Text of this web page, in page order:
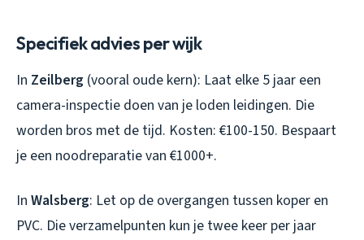
Specifiek advies per wijk
In Zeilberg (vooral oude kern): Laat elke 5 jaar een
camera-inspectie doen van je loden leidingen. Die
worden bros met de tijd. Kosten: €100-150. Bespaart
je een noodreparatie van €1000+.
In Walsberg: Let op de overgangen tussen koper en
PVC. Die verzamelpunten kun je twee keer per jaar